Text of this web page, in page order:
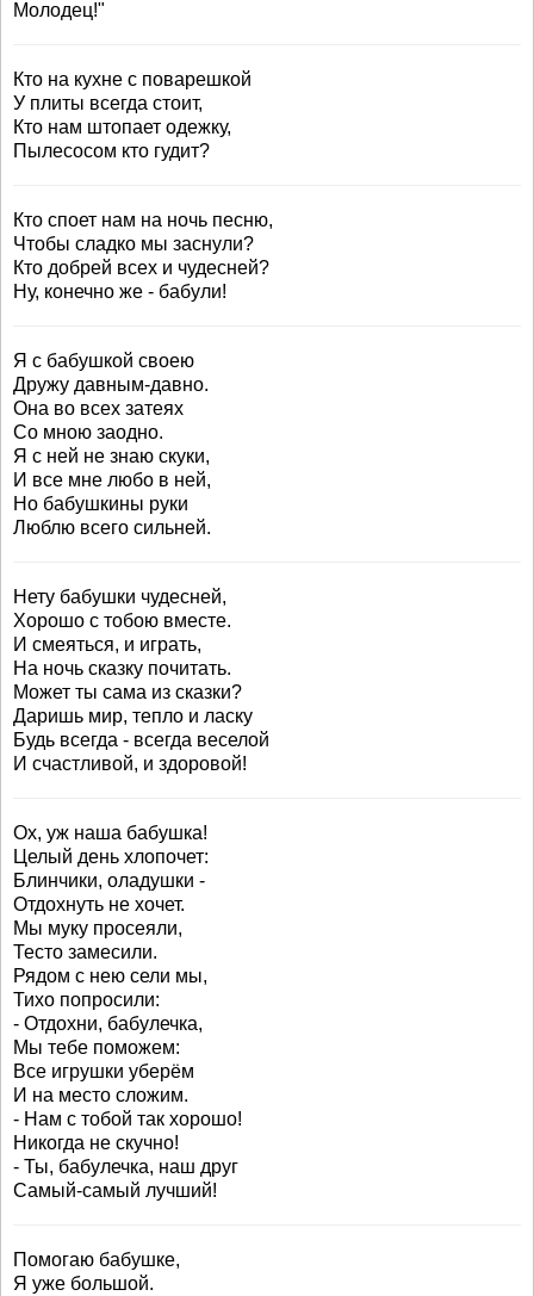
Молодец!"
Кто на кухне с поварешкой
У плиты всегда стоит,
Кто нам штопает одежку,
Пылесосом кто гудит?
Кто споет нам на ночь песню,
Чтобы сладко мы заснули?
Кто добрей всех и чудесней?
Ну, конечно же - бабули!
Я с бабушкой своею
Дружу давным-давно.
Она во всех затеях
Со мною заодно.
Я с ней не знаю скуки,
И все мне любо в ней,
Но бабушкины руки
Люблю всего сильней.
Нету бабушки чудесней,
Хорошо с тобою вместе.
И смеяться, и играть,
На ночь сказку почитать.
Может ты сама из сказки?
Даришь мир, тепло и ласку
Будь всегда - всегда веселой
И счастливой, и здоровой!
Ох, уж наша бабушка!
Целый день хлопочет:
Блинчики, оладушки -
Отдохнуть не хочет.
Мы муку просеяли,
Тесто замесили.
Рядом с нею сели мы,
Тихо попросили:
- Отдохни, бабулечка,
Мы тебе поможем:
Все игрушки уберём
И на место сложим.
- Нам с тобой так хорошо!
Никогда не скучно!
- Ты, бабулечка, наш друг
Самый-самый лучший!
Помогаю бабушке,
Я уже большой.